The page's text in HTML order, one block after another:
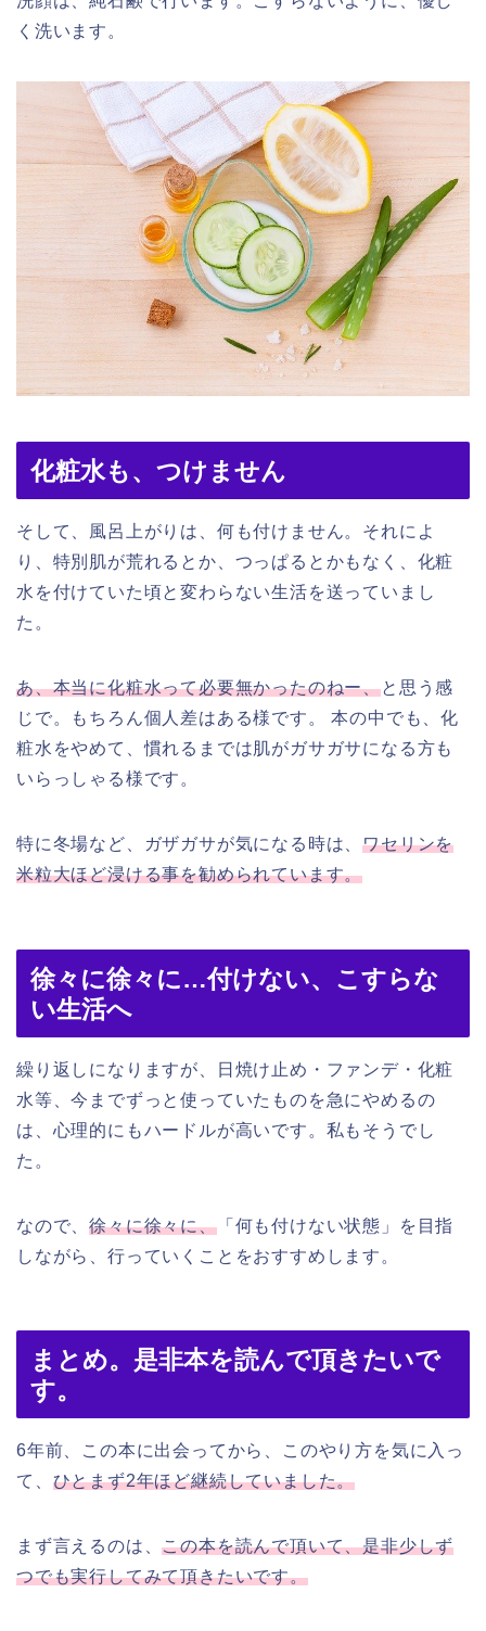
く洗います。
化粧水も、つけません
そして、風呂上がりは、何も付けません。それによ
り、特別肌が荒れるとか、つっぱるとかもなく、化粧
水を付けていた頃と変わらない生活を送っていまし
た。
あ、本当に化粧水って必要無かったのねー、と思う感
じで。もちろん個人差はある様です。 本の中でも、化
粧水をやめて、慣れるまでは肌がガサガサになる方も
いらっしゃる様です。
特に冬場など、ガザガサが気になる時は、ワセリンを
米粒大ほど浸ける事を勧められています。
徐々に徐々に…付けない、こすらな
い生活へ
繰り返しになりますが、日焼け止め・ファンデ・化粧
水等、今までずっと使っていたものを急にやめるの
は、心理的にもハードルが高いです。私もそうでし
た。
なので、徐々に徐々に、「何も付けない状態」を目指
しながら、行っていくことをおすすめします。
まとめ。是非本を読んで頂きたいで
す。
6年前、この本に出会ってから、このやり方を気に入っ
て、 ひとまず2年ほど継続していました。
まず言えるのは、この本を読んで頂いて、是非少しず
つでも実行してみて頂きたいです。